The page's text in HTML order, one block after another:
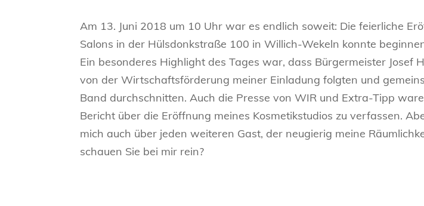
Am 13. Juni 2018 um 10 Uhr war es endlich soweit: Die feierliche
Salons in der Hülsdonkstraße 100 in Willich-Wekeln konnte
Ein besonderes Highlight des Tages war, dass Bürgermeister Josef
von der Wirtschaftsförderung meiner Einladung folgten und
Band durchschnitten. Auch die Presse von WIR und Extra-Tipp
Bericht über die Eröffnung meines Kosmetikstudios zu verfassen.
mich auch über jeden weiteren Gast, der neugierig meine
schauen Sie bei mir rein?